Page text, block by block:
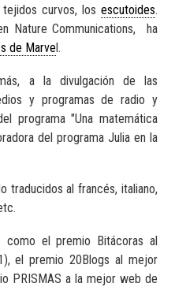
curvos, los escutoides.
Nature Communications,
ha
de Marve l.
a la divulgación de las
y programas de radio y
programa "Una matemática
del programa Julia en la
traducidos al francés, italiano,
como el premio Bitácoras al
el premio 20Blogs al mejor
PRISMAS a la mejor web de